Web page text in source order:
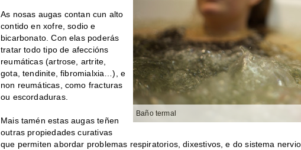
Baño termal
As nosas augas contan cun alto
contido en xofre, sodio e
bicarbonato. Con elas poderás
tratar todo tipo de afeccións
reumáticas (artrose, artrite,
gota, tendinite, fibromialxia…), e
non reumáticas, como fracturas
ou escordaduras.
Mais tamén estas augas teñen
outras propiedades curativas
que permiten abordar problemas respiratorios, dixestivos, e do sistema